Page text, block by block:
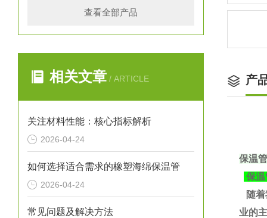
查看全部产品
相关文章 / ARTICLE
关注材料性能：核心指标解析
2026-04-24
如何选择适合需求的橡塑海绵保温管
2026-04-24
常见问题及解决方法
产
保温
保
随着
业的